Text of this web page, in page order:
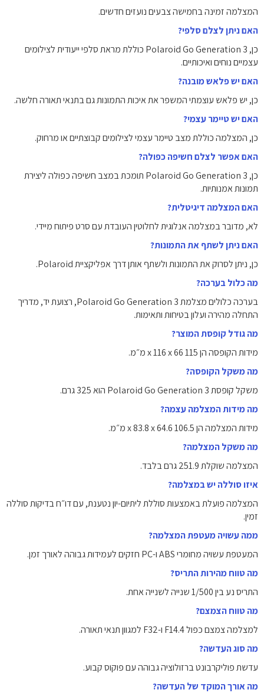
המצלמה זמינה בחמישה צבעים נועזים חדשים.
האם ניתן לצלם סלפי?
כן, Polaroid Go Generation 3 כוללת מראת סלפי ייעודית לצילומים
עצמיים נוחים ואיכותיים.
האם יש פלאש מובנה?
כן, יש פלאש עוצמתי המשפר את איכות התמונות גם בתנאי תאורה חלשה.
האם יש טיימר עצמי?
כן, המצלמה כוללת מצב טיימר עצמי לצילומים קבוצתיים או מרחוק.
האם אפשר לצלם חשיפה כפולה?
כן, Polaroid Go Generation 3 תומכת במצב חשיפה כפולה ליצירת
תמונות אמנותיות.
האם המצלמה דיגיטלית?
לא, מדובר במצלמה אנלוגית לחלוטין העובדת עם סרט פיתוח מיידי.
האם ניתן לשתף את התמונות?
כן, ניתן לסרוק את התמונות ולשתף אותן דרך אפליקציית Polaroid.
מה כלול בערכה?
בערכה כלולים מצלמת Polaroid Go Generation 3, רצועת יד, מדריך
התחלה מהירה ועלון בטיחות ותאימות.
מה גודל קופסת המוצר?
מידות הקופסה הן 115 x 116 x 66 מ״מ.
מה משקל הקופסה?
משקל קופסת Polaroid Go Generation 3 הוא 325 גרם.
מה מידות המצלמה עצמה?
מידות המצלמה הן 106.5 x 83.8 x 64.6 מ״מ.
מה משקל המצלמה?
המצלמה שוקלת 251.9 גרם בלבד.
איזו סוללה יש במצלמה?
המצלמה פועלת באמצעות סוללת ליתיום-יון נטענת, עם דו״ח בדיקות סוללה
זמין.
ממה עשויה מעטפת המצלמה?
המעטפת עשויה מחומרי ABS ו-PC חזקים לעמידות גבוהה לאורך זמן.
מה טווח מהירות התריס?
התריס נע בין 1/500 שנייה לשנייה אחת.
מה טווח הצמצם?
למצלמה צמצם כפול F14.4 ו-F32 למגוון תנאי תאורה.
מה סוג העדשה?
עדשת פוליקרבונט ברזולוציה גבוהה עם פוקוס קבוע.
מה אורך המוקד של העדשה?